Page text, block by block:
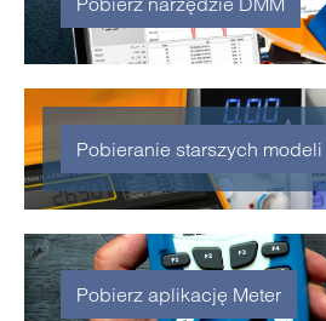
Pobieranie starszych modeli
Pobierz aplikację Meter